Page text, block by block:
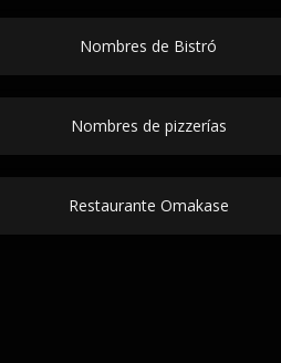
Nombres de Bistró
Nombres de pizzerías
Restaurante Omakase